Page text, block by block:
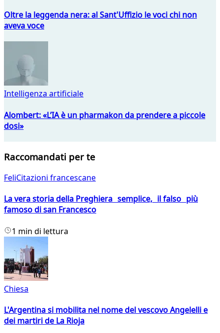
Oltre la leggenda nera: al Sant'Uffizio le voci chi non
aveva voce
Intelligenza artificiale
Alombert: «L’IA è un pharmakon da prendere a piccole
dosi»
Raccomandati per te
FeliCitazioni francescane
La vera storia della Preghiera semplice, il falso più
famoso di san Francesco
1 min di lettura
Chiesa
L'Argentina si mobilita nel nome del vescovo Angelelli e
dei martiri de La Rioja